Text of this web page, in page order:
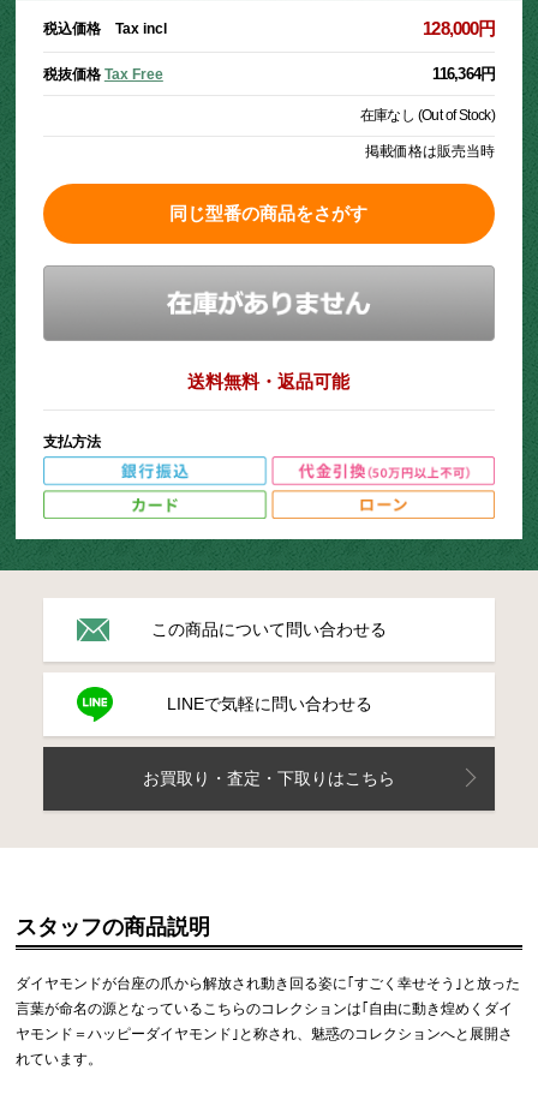
税込価格 Tax incl 128,000円
税抜価格 Tax Free 116,364円
在庫なし (Out of Stock)
掲載価格は販売当時
同じ型番の商品をさがす
送料無料・返品可能
支払方法
この商品について問い合わせる
LINEで気軽に問い合わせる
お買取り・査定・下取りはこちら
スタッフの商品説明
ダイヤモンドが台座の爪から解放され動き回る姿に｢すごく幸せそう｣と放った
言葉が命名の源となっているこちらのコレクションは｢自由に動き煌めくダイ
ヤモンド＝ハッピーダイヤモンド｣と称され、魅惑のコレクションへと展開さ
れています。